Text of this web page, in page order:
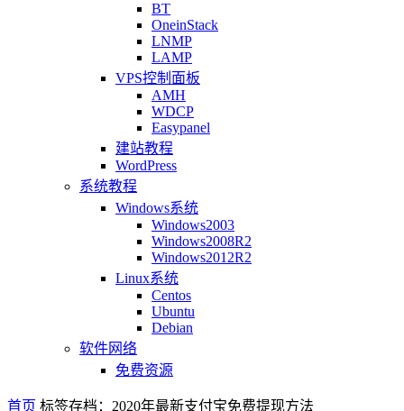
BT
OneinStack
LNMP
LAMP
VPS控制面板
AMH
WDCP
Easypanel
建站教程
WordPress
系统教程
Windows系统
Windows2003
Windows2008R2
Windows2012R2
Linux系统
Centos
Ubuntu
Debian
软件网络
免费资源
首页 标签存档：2020年最新支付宝免费提现方法